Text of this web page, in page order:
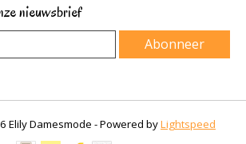
nieuwsbrief
Abonneer
Elily Damesmode - Powered byLightspeed